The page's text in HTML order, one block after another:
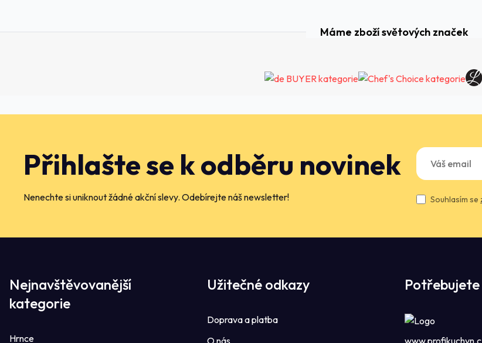
Přihlašte se k odběru novinek
Nenechte si uniknout žádné akční slevy. Odebírejte náš newsletter! Souhlasím se
Máme zboží světových značek
Nejnavštěvovanější
kategorie
Hrnce
Užitečné odkazy
Doprava a platba
O nás